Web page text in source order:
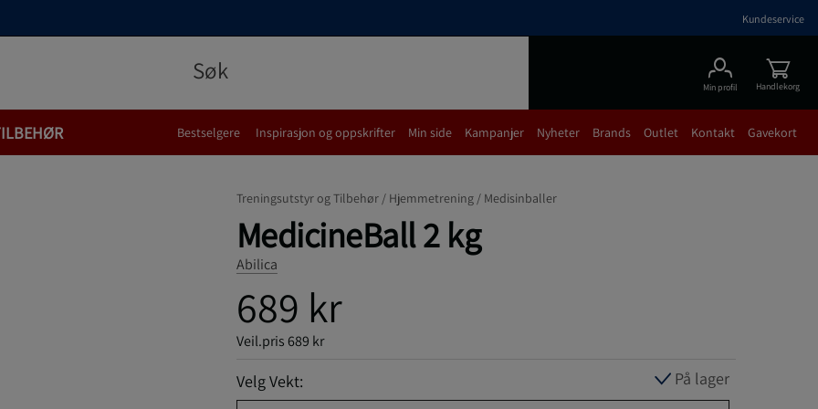
Kundeservice
Min profil Handlekorg
Bestselgere Inspirasjon og oppskrifter Min side Kampanjer Nyheter Brands Outlet Kontakt Gavekort
Treningsutstyr og Tilbehør / Hjemmetrening / Medisinballer
MedicineBall 2 kg
Abilica
689 kr
Veil.pris689 kr
Velg Vekt: På lager